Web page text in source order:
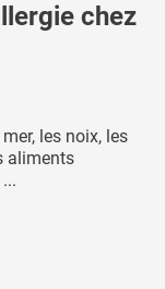
chez
les noix, les
aliments